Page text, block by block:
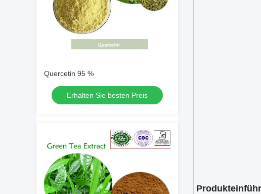
Quercetin 95 %
Erhalten Sie besten Preis